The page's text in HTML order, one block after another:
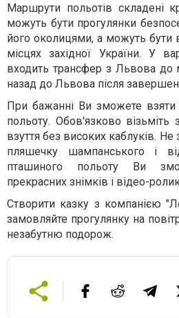
Маршрути польотів складені
можуть бути прогулянки
його околицями, а можуть бути
місцях західної України. У
входить трансфер з Львова до
назад до Львова після
При бажанні Ви зможете взяти
польоту. Обов'язково
взуття без високих каблуків. Не
пляшечку шампанського і
пташиного польоту Ви
прекрасних знімків і відео-
Створити казку з компанією
замовляйте прогулянку на
незабутню подорож.